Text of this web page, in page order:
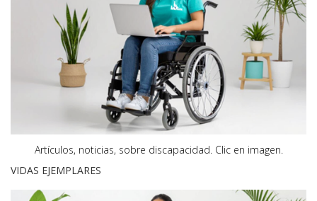
Artículos, noticias, sobre discapacidad. Clic en imagen.
VIDAS EJEMPLARES